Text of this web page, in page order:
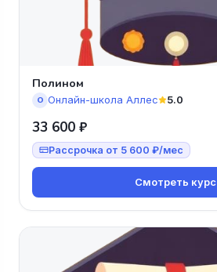
Полином
О Онлайн-школа Аллес 5.0
33 600 ₽
Рассрочка от 5 600 ₽/мес
Смотреть курс